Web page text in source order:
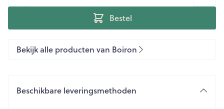
Bestel
Bekijk alle producten van Boiron
Beschikbare leveringsmethoden